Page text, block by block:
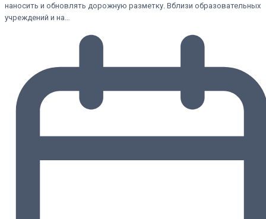
наносить и обновлять дорожную разметку. Вблизи образовательных
учреждений и на…